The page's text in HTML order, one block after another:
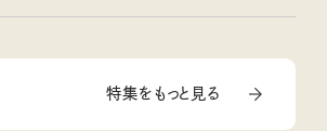
特集をもっと見る